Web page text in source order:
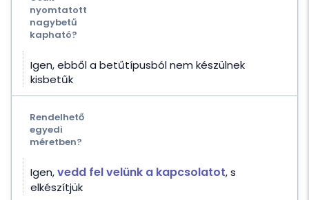
nyomtatott
nagybetű
kapható?
Igen, ebből a betűtípusból nem készülnek
kisbetűk
Rendelhető
egyedi
méretben?
Igen,vedd fel velünk a kapcsolatot, s
elkészítjük